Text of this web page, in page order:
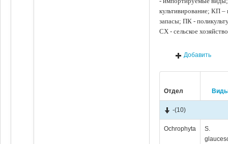
культивирование; КП
запасы; ПК -
СХ - сельское
Добавить
Отдел
-(10)
Ochrophyta
S.